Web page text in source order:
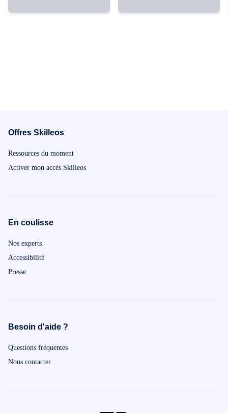
Offres Skilleos
Ressources du moment
Activer mon accès Skilleos
En coulisse
Nos experts
Accessibilité
Presse
Besoin d'aide ?
Questions fréquentes
Nous contacter